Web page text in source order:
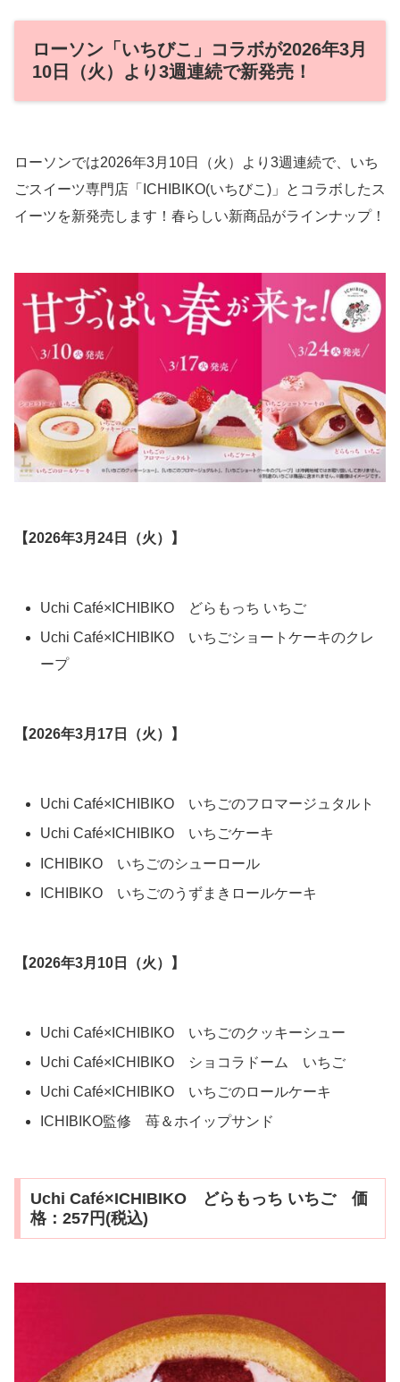
ローソン「いちびこ」コラボが2026年3月
10日（火）より3週連続で新発売！
ローソンでは2026年3月10日（火）より3週連続で、いち
ごスイーツ専門店「ICHIBIKO(いちびこ)」とコラボしたス
イーツを新発売します！春らしい新商品がラインナップ！
【2026年3月24日（火）】
Uchi Café×ICHIBIKO どらもっち いちご
Uchi Café×ICHIBIKO いちごショートケーキのクレ
ープ
【2026年3月17日（火）】
Uchi Café×ICHIBIKO いちごのフロマージュタルト
Uchi Café×ICHIBIKO いちごケーキ
ICHIBIKO いちごのシューロール
ICHIBIKO いちごのうずまきロールケーキ
【2026年3月10日（火）】
Uchi Café×ICHIBIKO いちごのクッキーシュー
Uchi Café×ICHIBIKO ショコラドーム いちご
Uchi Café×ICHIBIKO いちごのロールケーキ
ICHIBIKO監修 苺＆ホイップサンド
Uchi Café×ICHIBIKO どらもっち いちご 価
格：257円(税込)